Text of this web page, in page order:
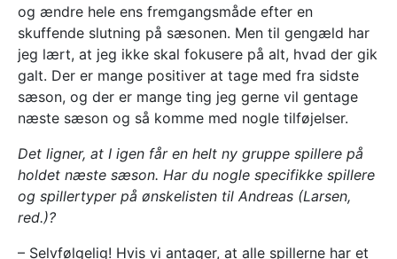
og ændre hele ens fremgangsmåde efter en
skuffende slutning på sæsonen. Men til gengæld har
jeg lært, at jeg ikke skal fokusere på alt, hvad der gik
galt. Der er mange positiver at tage med fra sidste
sæson, og der er mange ting jeg gerne vil gentage
næste sæson og så komme med nogle tilføjelser.
Det ligner, at I igen får en helt ny gruppe spillere på
holdet næste sæson. Har du nogle specifikke spillere
og spillertyper på ønskelisten til Andreas (Larsen,
red.)?
– Selvfølgelig! Hvis vi antager, at alle spillerne har et